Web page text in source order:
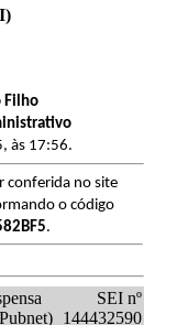
Filho
às 17:56.
conferida no site
o código
.
SEI nº
144432590